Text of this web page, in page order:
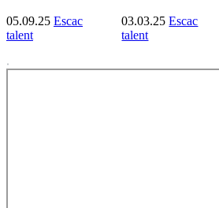
05.09.25 Escac
talent
03.03.25 Escac
talent